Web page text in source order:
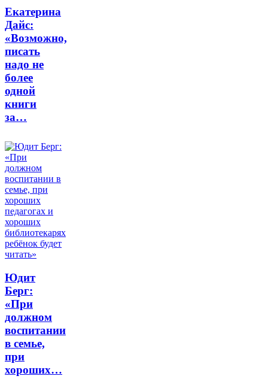
Екатерина
Дайс:
«Возможно,
писать
надо не
более
одной
книги
за…
Юдит
Берг:
«При
должном
воспитании
в семье,
при
хороших…